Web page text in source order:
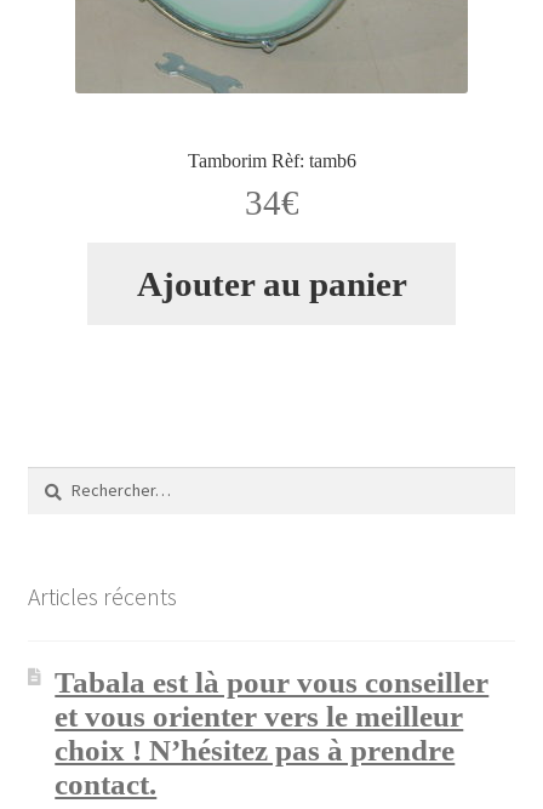
Tamborim Rèf: tamb6
34€
Ajouter au panier
Rechercher :
Articles récents
Tabala est là pour vous conseiller
et vous orienter vers le meilleur
choix ! N’hésitez pas à prendre
contact.